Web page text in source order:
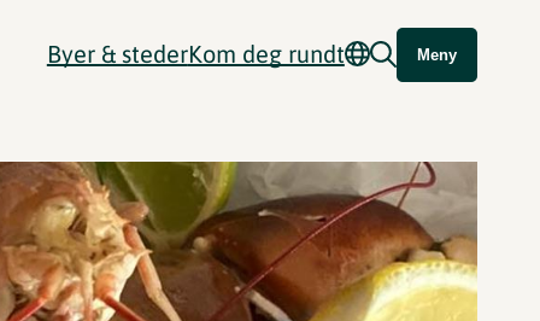
Byer & stederKom deg rundt Meny